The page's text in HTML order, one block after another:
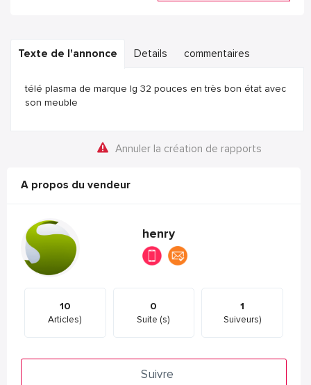
Texte de l'annonce Details commentaires
télé plasma de marque lg 32 pouces en très bon état avec
son meuble
Annuler la création de rapports
A propos du vendeur
henry
10
Articles)
0
Suite (s)
1
Suiveurs)
Suivre